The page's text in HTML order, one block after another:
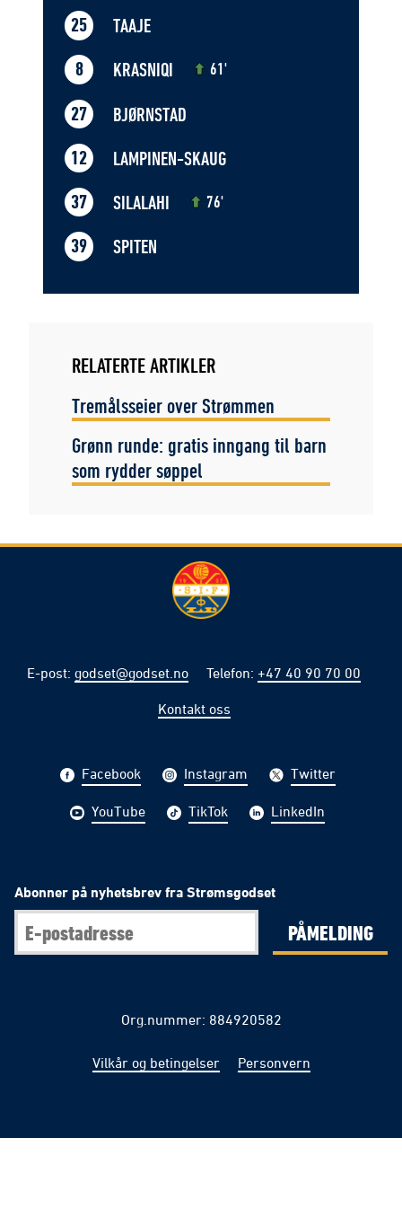
25 TAAJE
8 KRASNIQI 61'
27 BJØRNSTAD
12 LAMPINEN-SKAUG
37 SILALAHI 76'
39 SPITEN
RELATERTE ARTIKLER
Tremålsseier over Strømmen
Grønn runde: gratis inngang til barn
som rydder søppel
E-post: godset@godset.no Telefon: +47 40 90 70 00
Kontakt oss
Facebook Instagram Twitter
YouTube TikTok LinkedIn
Abonner på nyhetsbrev fra Strømsgodset
PÅMELDING
Org.nummer: 884920582
Vilkår og betingelser Personvern